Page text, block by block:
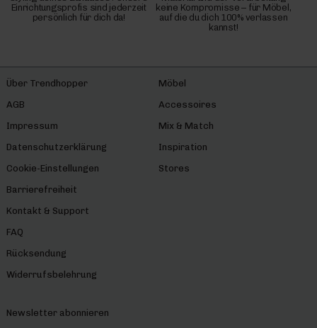
Einrichtungsprofis sind jederzeit
persönlich für dich da!
keine Kompromisse – für Möbel,
auf die du dich 100% verlassen
kannst!
Über Trendhopper
AGB
Impressum
Datenschutzerklärung
Cookie-Einstellungen
Barrierefreiheit
Kontakt & Support
FAQ
Rücksendung
Widerrufsbelehrung
Möbel
Accessoires
Mix & Match
Inspiration
Stores
Newsletter abonnieren